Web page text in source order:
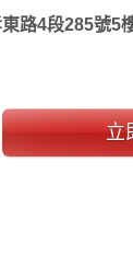
路4段285號5
立